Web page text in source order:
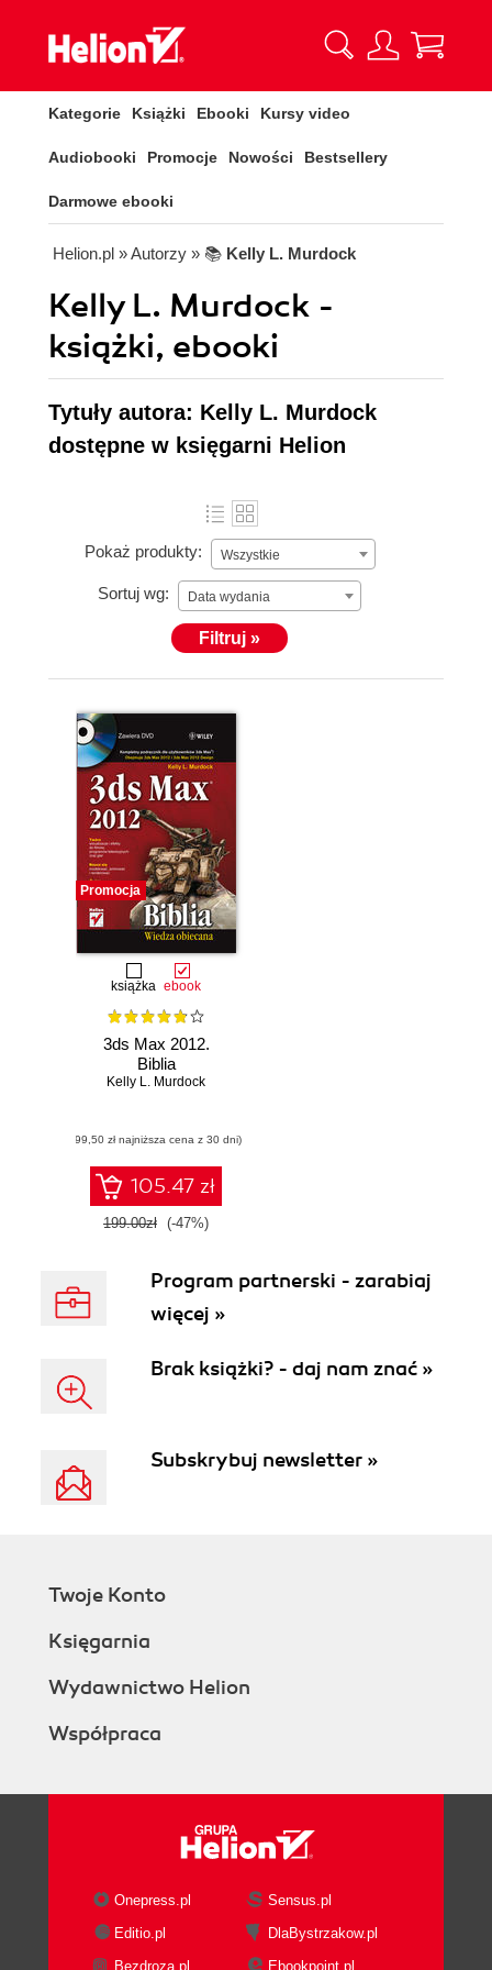
Kategorie Książki Ebooki Kursy video
Audiobooki Promocje Nowości Bestsellery
Darmowe ebooki
Helion.pl » Autorzy » 📚 Kelly L. Murdock
Kelly L. Murdock -
książki, ebooki
Tytuły autora: Kelly L. Murdock
dostępne w księgarni Helion
Pokaż produkty: Wszystkie
Sortuj wg: Data wydania
Filtruj »
Promocja
książka ebook
3ds Max 2012.
Biblia
Kelly L. Murdock
(99,50 zł najniższa cena z 30 dni)
105.47 zł
199.00zł (-47%)
Program partnerski - zarabiaj
więcej »
Brak książki? - daj nam znać »
Subskrybuj newsletter »
Twoje Konto
Księgarnia
Wydawnictwo Helion
Współpraca
Onepress.pl
Sensus.pl
Editio.pl
DlaBystrzakow.pl
Bezdroza.pl
Ebookpoint.pl